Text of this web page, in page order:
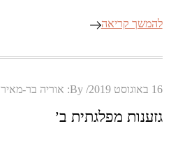
להמשך קריאה
Posted
16 באוגוסט 2019 By: אוריה בר-מאיר
גזענות מפלגתית ב’